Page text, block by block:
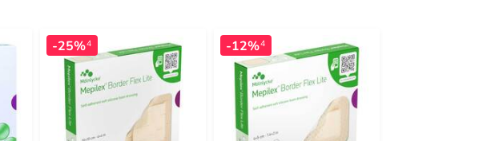
-25%4 -12%4